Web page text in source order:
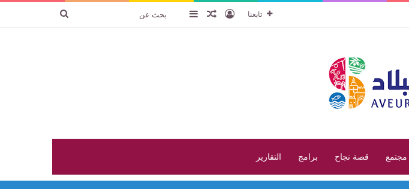
تابعنا تسجيل الدخول
عنصر عشوائي
إضافة عمود جانبي
بحث
مجتمع قصة نجاح برامج التقارير